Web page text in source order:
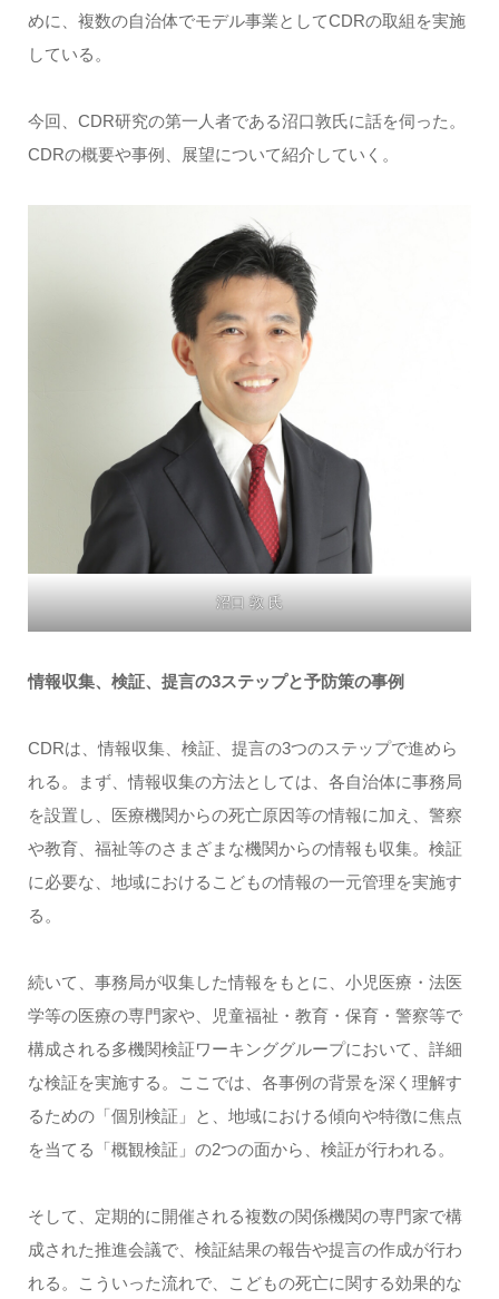
めに、複数の自治体でモデル事業としてCDRの取組を実施
している。
今回、CDR研究の第一人者である沼口敦氏に話を伺った。
CDRの概要や事例、展望について紹介していく。
沼口 敦 氏
情報収集、検証、提言の3ステップと予防策の事例
CDRは、情報収集、検証、提言の3つのステップで進めら
れる。まず、情報収集の方法としては、各自治体に事務局
を設置し、医療機関からの死亡原因等の情報に加え、警察
や教育、福祉等のさまざまな機関からの情報も収集。検証
に必要な、地域におけるこどもの情報の一元管理を実施す
る。
続いて、事務局が収集した情報をもとに、小児医療・法医
学等の医療の専門家や、児童福祉・教育・保育・警察等で
構成される多機関検証ワーキンググループにおいて、詳細
な検証を実施する。ここでは、各事例の背景を深く理解す
るための「個別検証」と、地域における傾向や特徴に焦点
を当てる「概観検証」の2つの面から、検証が行われる。
そして、定期的に開催される複数の関係機関の専門家で構
成された推進会議で、検証結果の報告や提言の作成が行わ
れる。こういった流れで、こどもの死亡に関する効果的な